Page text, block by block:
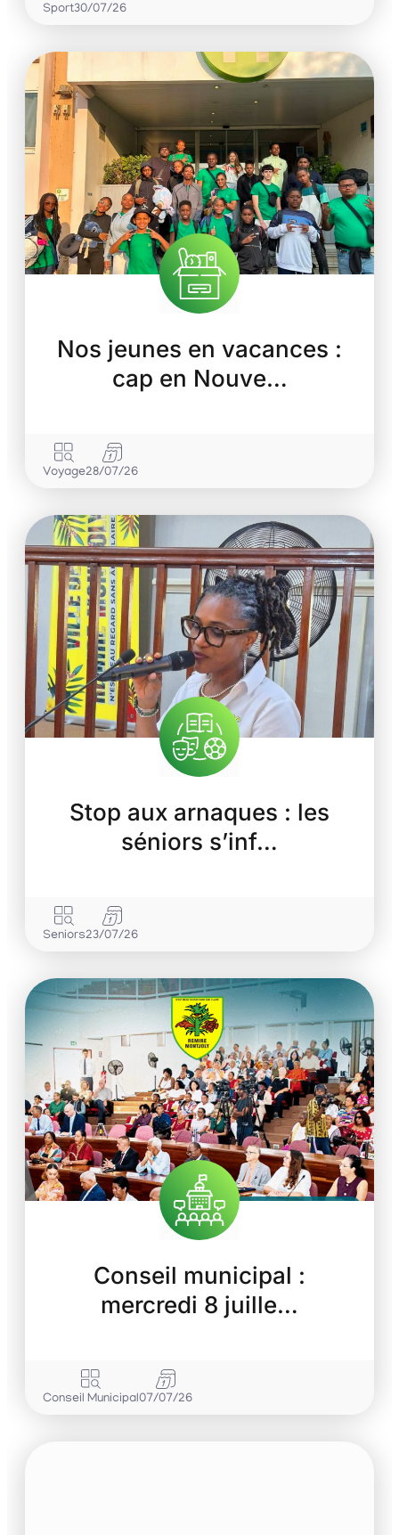
Sport30/07/26
Nos jeunes en vacances :
cap en Nouve…
Voyage28/07/26
Stop aux arnaques : les
séniors s’inf…
Seniors23/07/26
Conseil municipal :
mercredi 8 juille…
Conseil Municipal07/07/26